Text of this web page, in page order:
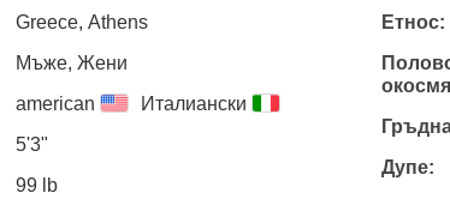
Greece, Athens
Мъже, Жени
american Италиански
5'3"
99 lb
Етнос:
Дупе: